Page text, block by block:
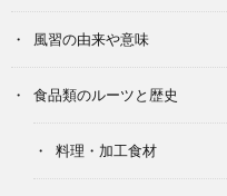
風習の由来や意味
食品類のルーツと歴史
料理・加工食材